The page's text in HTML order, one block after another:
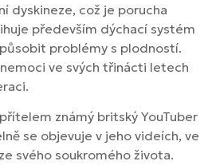
dyskineze, což je porucha
především dýchací systém
problémy s plodností.
ve svých třinácti letech
známý britský YouTuber
se objevuje v jeho videích, ve
svého soukromého života.